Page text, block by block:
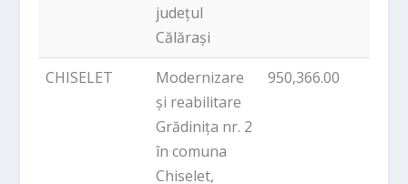
județul
Călărași
CHISELET
Modernizare
și reabilitare
Grădinița nr. 2
în comuna
Chiselet,
950,366.00